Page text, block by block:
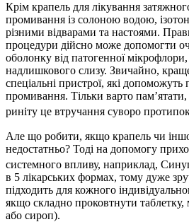
Крім крапель для лікування
промивання із солоною водою,
різними відварами та настоями.
процедури дійсно може допомогти
оболонку від патогенної мікрофлори,
надлишкового слизу. Звичайно,
спеціальні пристрої, які допоможуть
промивання. Тільки варто
риніту це втручання суворо
Але що робити, якщо крапель чи
недостатньо? Тоді на допомогу
системного впливу, наприклад,
в 5 лікарських формах, тому дуже
підходить для кожного
якщо складно проковтнути
або сироп).